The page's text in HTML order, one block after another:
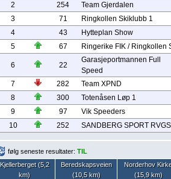
2
254
Team Gjerdalen
3
71
Ringkollen Skiklubb 1
4
43
Hytteplan Show
5
67 Ringerike FIK / Ringkollen
6 22
Garasjeportmannen Full
Speed
7
282
Team XPND
8
300
Totenåsen Løp 1
9
97
Vik Speeders
10
252 SANDBERG SPORT RVGS
følg seneste resultater: TIL
Kjellerberget (5,2
km)
Beredskapsveien
(10,5 km)
Norderhov
(15,9 km)